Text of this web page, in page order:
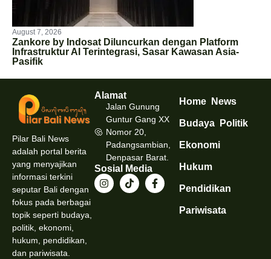
August 7, 2026
Zankore by Indosat Diluncurkan dengan Platform
Infrastruktur AI Terintegrasi, Sasar Kawasan Asia-
Pasifik
Pilar Bali News
adalah portal berita
yang menyajikan
informasi terkini
seputar Bali dengan
fokus pada berbagai
topik seperti budaya,
politik, ekonomi,
hukum, pendidikan,
dan pariwisata.
Alamat
Jalan Gunung
Guntur Gang XX
Nomor 20,
Padangsambian,
Denpasar Barat.
Sosial Media
Home News
Budaya Politik
Ekonomi
Hukum
Pendidikan
Pariwisata